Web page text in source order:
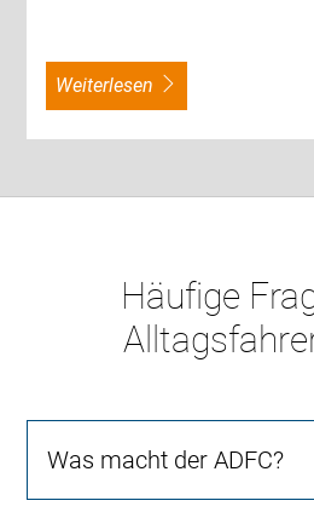
weiterlesen
Häufige
Was macht der ADFC?